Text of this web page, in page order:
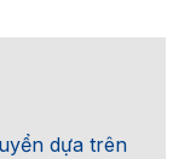
dựa trên